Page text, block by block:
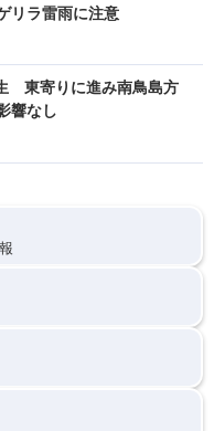
リラ雷雨に注意
東寄りに進み南鳥島方
響なし